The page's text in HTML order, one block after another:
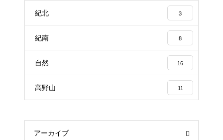
紀北 3
紀南 8
自然 16
高野山 11
アーカイブ